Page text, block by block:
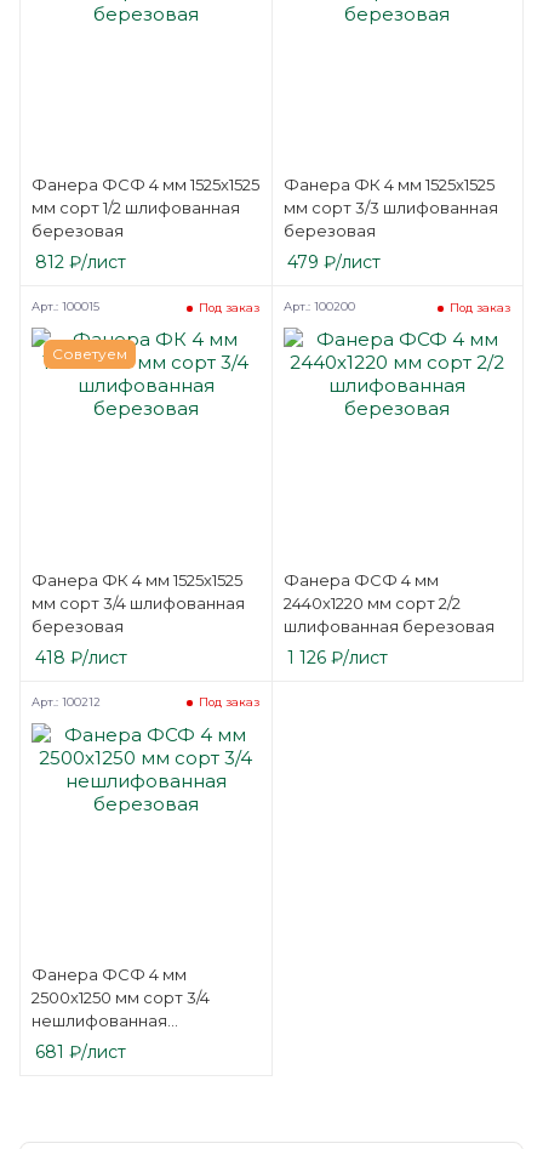
Фанера ФСФ 4 мм 1525х1525
мм сорт 1/2 шлифованная
березовая
812 ₽/лист
Фанера ФК 4 мм 1525х1525
мм сорт 3/3 шлифованная
березовая
479 ₽/лист
Советуем
Фанера ФК 4 мм 1525х1525
мм сорт 3/4 шлифованная
березовая
Под заказ
Арт.: 100015
418 ₽/лист
Фанера ФСФ 4 мм
2440х1220 мм сорт 2/2
шлифованная березовая
Под заказ
Арт.: 100200
1 126₽/лист
Фанера ФСФ 4 мм
2500х1250 мм сорт 3/4
нешлифованная
березовая
Под заказ
Арт.: 100212
681 ₽/лист